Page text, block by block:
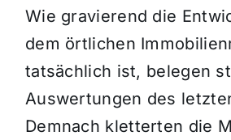
Wie gravierend die
dem örtlichen
tatsächlich ist, belegen
Auswertungen des
Demnach kletterten die